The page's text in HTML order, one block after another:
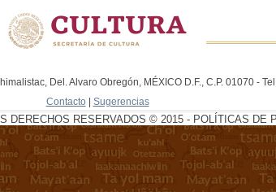
Del. Alvaro Obregón, MÉXICO D.F., C.P. 01070 -
Contacto | Sugerencias
DERECHOS RESERVADOS © 2015 - POLÍTICAS DE